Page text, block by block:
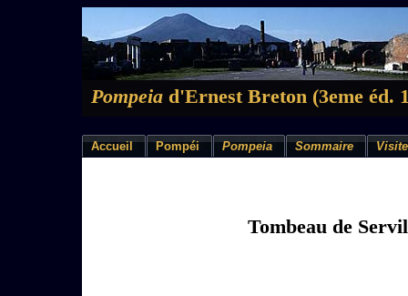
Pompeia d'Ernest Breton (3eme éd.
Accueil Pompéi Pompeia Sommaire Visite
Tombeau de